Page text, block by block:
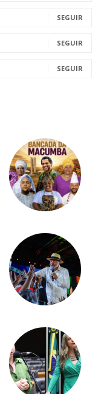
SEGUIR
SEGUIR
SEGUIR